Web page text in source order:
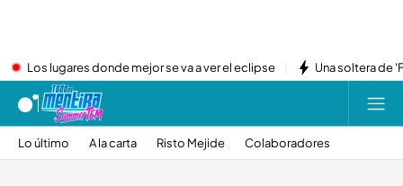
Los lugares donde mejor se va a ver el eclipse Una soltera de
Lo último A la carta Risto Mejide Colaboradores